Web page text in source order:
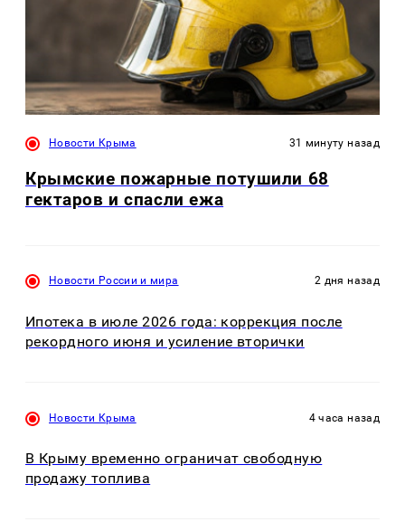
Новости Крыма 31 минуту назад
Крымские пожарные потушили 68
гектаров и спасли ежа
Новости России и мира 2 дня назад
Ипотека в июле 2026 года: коррекция после
рекордного июня и усиление вторички
Новости Крыма 4 часа назад
В Крыму временно ограничат свободную
продажу топлива